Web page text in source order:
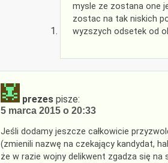
mysle ze zostana one
zostac na tak niskich
wyzszych odsetek od
prezes pisze:
5 marca 2015 o 20:33
Jeśli dodamy jeszcze całkowicie
(zmienili nazwę na czekający kandydat,
że w razie wojny delikwent zgadza się na